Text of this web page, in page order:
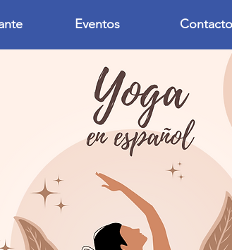
Eventos Contacto